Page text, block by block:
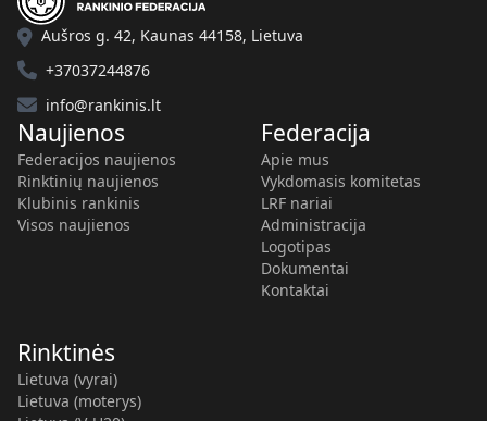
Aušros g. 42, Kaunas 44158, Lietuva
+37037244876
info@rankinis.lt
Naujienos
Federacijos naujienos
Rinktinių naujienos
Klubinis rankinis
Visos naujienos
Federacija
Apie mus
Vykdomasis komitetas
LRF nariai
Administracija
Logotipas
Dokumentai
Kontaktai
Rinktinės
Lietuva (vyrai)
Lietuva (moterys)